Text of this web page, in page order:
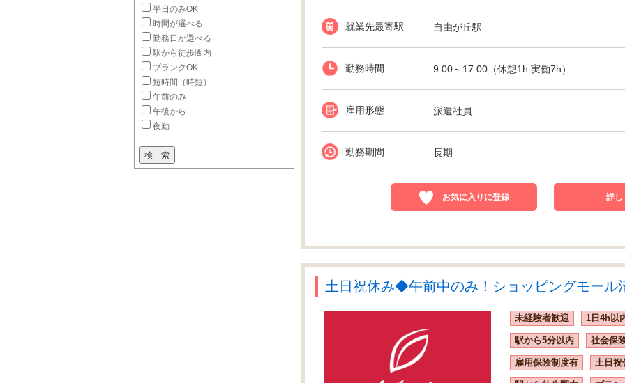
就業先最寄駅 自由が丘駅
勤務時間 9:00～17:00（休憩1h 実働7h）
雇用形態 派遣社員
勤務期間 長期
お気に入りに登録 詳し
土日祝休み◆午前中のみ！ショッピングモール
未経験者歓迎 1日4h以
駅から5分以内 社会保
雇用保険制度有 土日祝
平日のみOK
時間が選べる
勤務日が選べる
駅から徒歩圏内
ブランクOK
短時間（時短）
午前のみ
午後から
夜勤